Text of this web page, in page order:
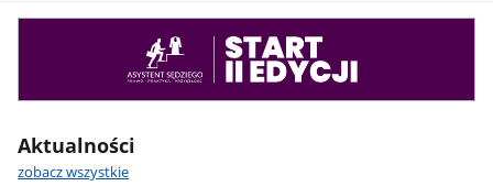
Aktualności
zobacz wszystkie